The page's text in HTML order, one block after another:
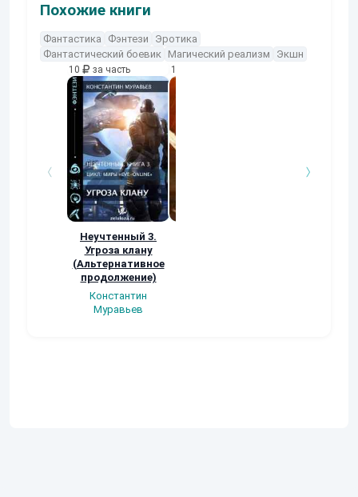
Похожие книги
Фантастика Фэнтези
Эротика
Фантастический боевик Магический реализм Экшн
10 за часть
Неучтенный 3.
Угроза клану
(Альтернативное
продолжение)
Константин
Муравьев
10